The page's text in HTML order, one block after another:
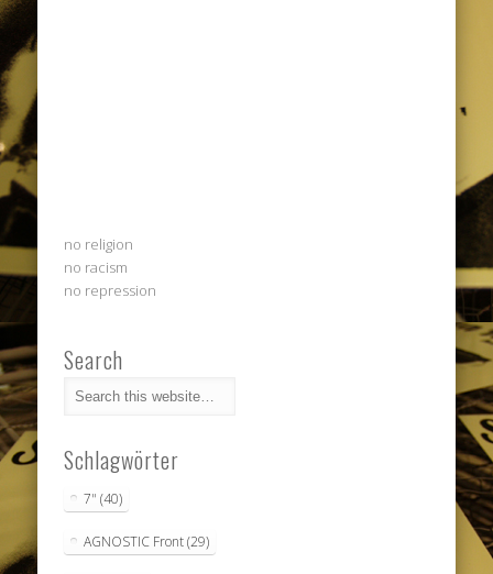
no religion
no racism
no repression
Search
Schlagwörter
7" (40)
AGNOSTIC Front(29)